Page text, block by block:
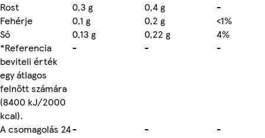
Rost
0,3 g 0,4 g
-
Fehérje
0,1 g 0,2 g
<1%
Só
0,13 g 0,22 g
4%
*Referencia
beviteli érték
egy átlagos
felnőtt számára
(8400 kJ/2000
kcal).
- - -
A csomagolás 24- - -